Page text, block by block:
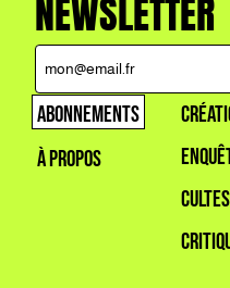
NEWSLETTER
ABONNEMENTS
À PROPOS
CULTES